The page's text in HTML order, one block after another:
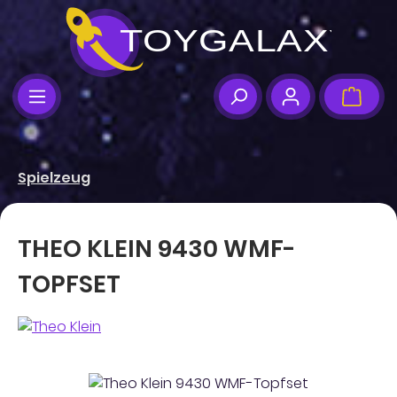
Zum Hauptinhalt springen
Spielzeug
THEO KLEIN 9430 WMF-
TOPFSET
Bildergalerie überspringen